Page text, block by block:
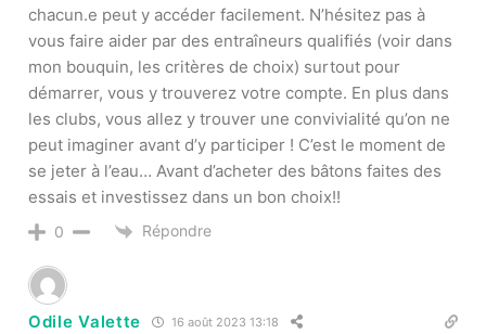
chacun.e peut y accéder facilement. N’hésitez pas à
vous faire aider par des entraîneurs qualifiés (voir dans
mon bouquin, les critères de choix) surtout pour
démarrer, vous y trouverez votre compte. En plus dans
les clubs, vous allez y trouver une convivialité qu’on ne
peut imaginer avant d’y participer ! C’est le moment de
se jeter à l’eau… Avant d’acheter des bâtons faites des
essais et investissez dans un bon choix!!
0 Répondre
Odile Valette 16 août 2023 13:18